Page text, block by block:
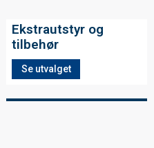
Ekstrautstyr og
tilbehør
Se utvalget